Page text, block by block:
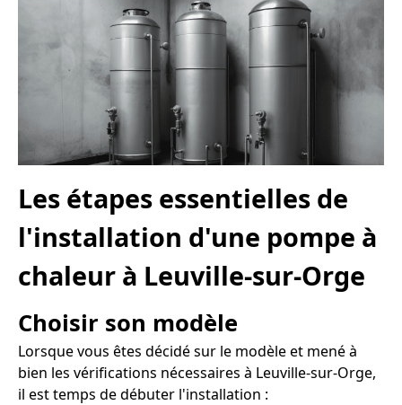
Les étapes essentielles de
l'installation d'une pompe à
chaleur à Leuville-sur-Orge
Choisir son modèle
Lorsque vous êtes décidé sur le modèle et mené à
bien les vérifications nécessaires à Leuville-sur-Orge,
il est temps de débuter l'installation :